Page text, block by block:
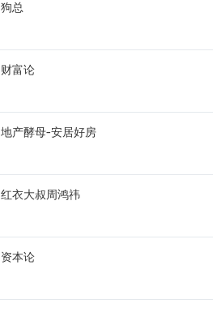
狗总
财富论
地产酵母-安居好房
红衣大叔周鸿祎
资本论